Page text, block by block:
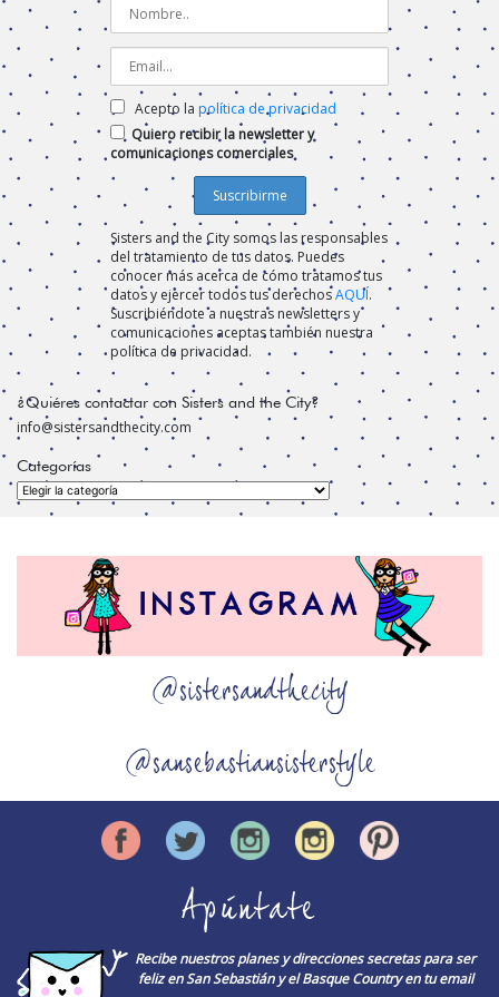
Acepto la política de privacidad
Quiero recibir la newsletter y
comunicaciones comerciales
Sisters and the City somos las responsables
del tratamiento de tus datos. Puedes
conocer más acerca de cómo tratamos tus
datos y ejercer todos tus derechosAQUÍ.
Suscribiéndote a nuestras newsletters y
comunicaciones aceptas también nuestra
política de privacidad.
¿Quiéres contactar con Sisters and the City?
info@sistersandthecity.com
Categorías
Categorías
@sistersandthecity
@sansebastiansisterstyle
Apúntate
Recibe nuestros planes y direcciones secretas para ser
feliz en San Sebastián y el Basque Country en tu email